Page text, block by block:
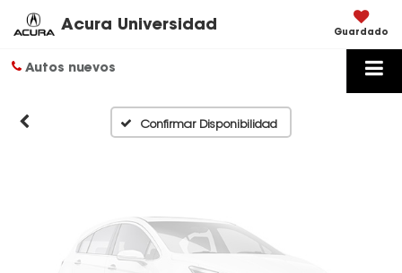
Acura Universidad Guardado
Autos nuevos
Confirmar Disponibilidad
Disponibles
Por favor, revise luego